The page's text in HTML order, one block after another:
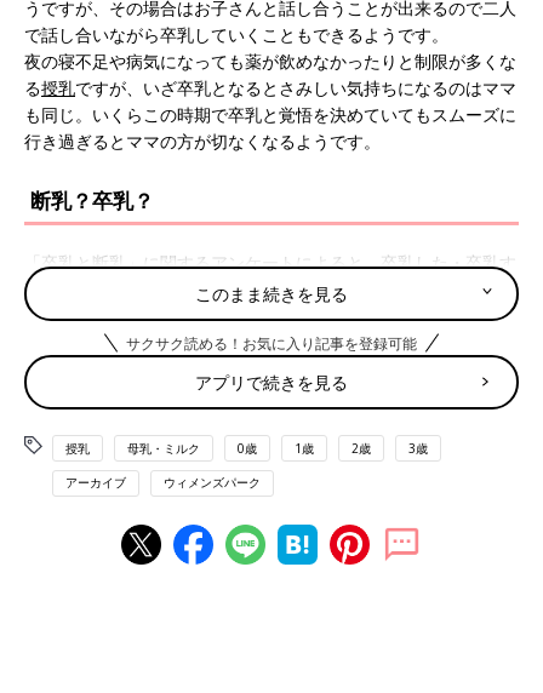
うですが、その場合はお子さんと話し合うことが出来るので二人
で話し合いながら卒乳していくこともできるようです。
夜の寝不足や病気になっても薬が飲めなかったりと制限が多くな
る授乳ですが、いざ卒乳となるとさみしい気持ちになるのはママ
も同じ。いくらこの時期で卒乳と覚悟を決めていてもスムーズに
行き過ぎるとママの方が切なくなるようです。
断乳？卒乳？
「卒乳と断乳」に関するアンケートによると、卒乳した・卒乳す
る予定のかたが6割、断乳した・断乳する予定のかたが4割と、卒
乳派のかたのほうが多いという結果になりました。離乳食などで
栄養がしっかり取れるようになったとしても、授乳によって安心
感を得ているお子さんは多くいます。気持ちを安定させる役割を
果たしているものを無理に奪い取ることが出来ないという意見、
多いようです。もし断乳させないとといけない状況ではなく、お
子さんがおっぱいが大好きなのであれば無理に断乳するのではな
く、お子さんのペースに合わせて卒乳を迎えられるように見守っ
てあげるのも良いかもしれませんね。
【断乳はいつでも出来る】
このまま続きを見る
サクサク読める！お気に入り記事を登録可能
アプリで続きを見る
授乳 母乳・ミルク 0歳 1歳 2歳 3歳
アーカイブ ウィメンズパーク